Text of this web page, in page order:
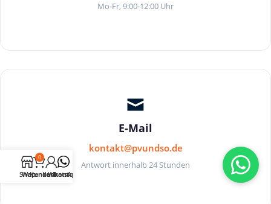
Mo-Fr, 9:00-12:00 Uhr
E-Mail
kontakt@pvundso.de
Antwort innerhalb 24 Stunden
Shop
0
Warenkorb
Kundenkonto
WhatsApp